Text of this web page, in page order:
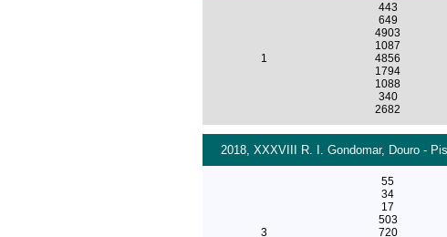
1
443
649
4903
1087
4856
1794
1088
340
2682
2018, XXXVIII R. I. Gondomar, Douro -
3
55
34
17
503
720